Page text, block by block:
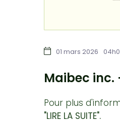
01 mars 2026
Maibec inc.
Pour plus
"LIRE LA SUITE".